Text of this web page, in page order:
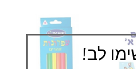
לב!